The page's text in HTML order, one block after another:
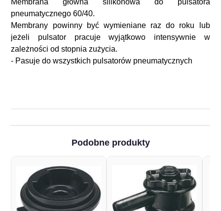
Membrana główna silikonowa do pulsatora
pneumatycznego 60/40.
Membrany powinny być wymieniane raz do roku lub
jeżeli pulsator pracuje wyjątkowo intensywnie w
zależności od stopnia zużycia.
- Pasuje do wszystkich pulsatorów pneumatycznych
Podobne produkty